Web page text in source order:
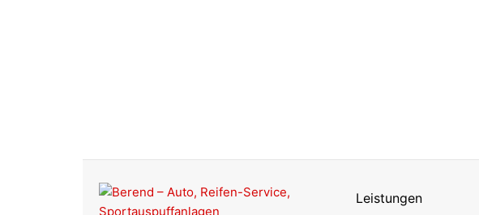
Leistungen